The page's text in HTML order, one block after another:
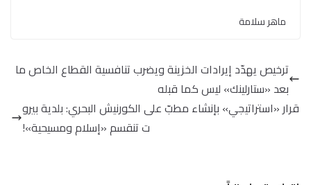
ماهر سلامة
ترخيص يهدّد إيرادات الخزينة ويضرب تنافسية القطاع الخاص ما
بعد «ستارلينك» ليس كما قبله
قرار «استراتيجي» بإنشاء مطبّ على الكورنيش البحري: بلدية بيرو
ت تنقسم «إسلام ومسيحية»!